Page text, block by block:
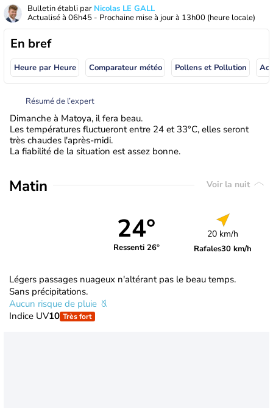
Bulletin établi par Nicolas LE GALL
Actualisé à 06h45 - Prochaine mise à jour à 13h00 (heure locale)
En bref
Heure par Heure Comparateur météo Pollens et Pollution
Résumé de l’expert
Dimanche à Matoya, il fera beau.
Les températures fluctueront entre 24 et 33°C, elles seront
très chaudes l'après-midi.
La fiabilité de la situation est assez bonne.
Matin Voir la nuit
24°
Ressenti 26°
20 km/h
Rafales30 km/h
Légers passages nuageux n'altérant pas le beau temps.
Sans précipitations.
Aucun risque de pluie
Indice UV10 Très fort